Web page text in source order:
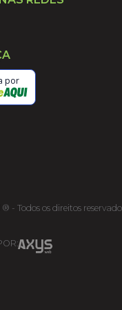
por
- Todos os direitos